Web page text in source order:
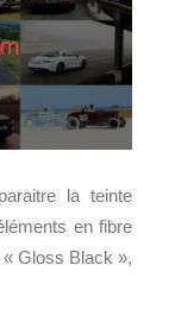
la teinte
en fibre
Gloss Black »,